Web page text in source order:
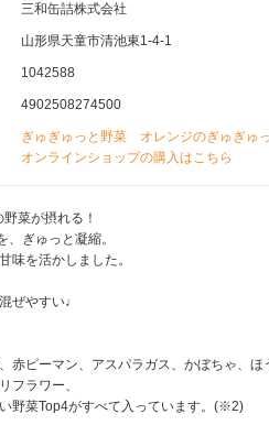
三和缶詰株式会社
山形県天童市清池東1-4-1
1042588
4902508274500
ぎゅぎゅっと野菜 オレンジのぎゅぎゅ
オンラインショップの購入はこちら
菜が摂れる！
ぎゅっと凝縮。
味を活かしました。
ぜやすい♩
赤ピーマン、アスパラガス、かぼちゃ、ほ
フラワー、
野菜Top4がすべて入っています。(※2)